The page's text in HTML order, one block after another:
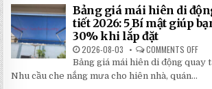
Bảng giá mái hiên di
tiết 2026: 5 Bí mật giúp
30% khi lắp đặt
2026-08-03 COMMENTS OFF
BẢNG
GIÁ
Bảng giá mái hiên di động quay
Nhu cầu che nắng mưa cho hiên nhà, quán...